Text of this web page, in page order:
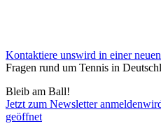
Kontaktiere unswird in einer
Fragen rund um Tennis in
Bleib am Ball!
Jetzt zum Newsletter anmelden
geöffnet